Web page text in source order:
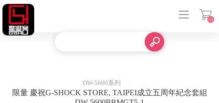
(0)
DW-5600系列
限量 慶祝G-SHOCK STORE, TAIPEI成立五周年紀念套組